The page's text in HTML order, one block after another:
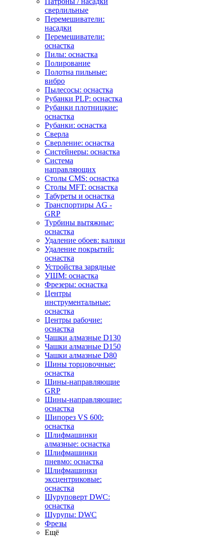
сверлильные
Перемешиватели:
насадки
Перемешиватели:
оснастка
Пилы: оснастка
Полирование
Полотна пильные:
вибро
Пылесосы: оснастка
Рубанки PLP: оснастка
Рубанки плотницкие:
оснастка
Рубанки: оснастка
Сверла
Сверление: оснастка
Систейнеры: оснастка
Система
направляющих
Столы CMS: оснастка
Столы MFT: оснастка
Табуреты и оснастка
Транспортиры AG -
GRP
Турбины вытяжные:
оснастка
Удаление обоев: валики
Удаление покрытий:
оснастка
Устройства зарядные
УШМ: оснастка
Фрезеры: оснастка
Центры
инструментальные:
оснастка
Центры рабочие:
оснастка
Чашки алмазные D130
Чашки алмазные D150
Чашки алмазные D80
Шины торцовочные:
оснастка
Шины-направляющие
GRP
Шины-направляющие:
оснастка
Шипорез VS 600:
оснастка
Шлифмашинки
алмазные: оснастка
Шлифмашинки
пневмо: оснастка
Шлифмашинки
эксцентриковые:
оснастка
Шуруповерт DWC:
оснастка
Шурупы: DWC
Фрезы
Ещё